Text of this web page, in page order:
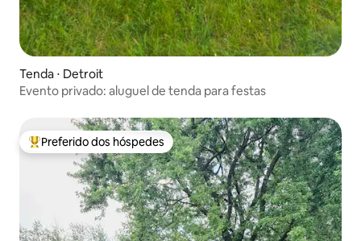
Tenda ⋅ Detroit
Evento privado: aluguel de tenda para festas
Entre os melhores preferidos dos hóspedes
Preferido dos hóspedes